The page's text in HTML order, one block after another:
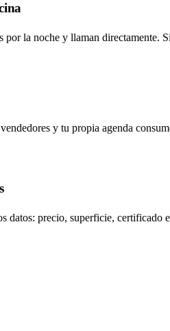
la noche y llaman directamente.
y tu propia agenda
datos: precio, superficie, certificado